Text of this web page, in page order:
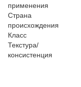
применения
Страна
происхождения
Класс
Текстура/
консистенция